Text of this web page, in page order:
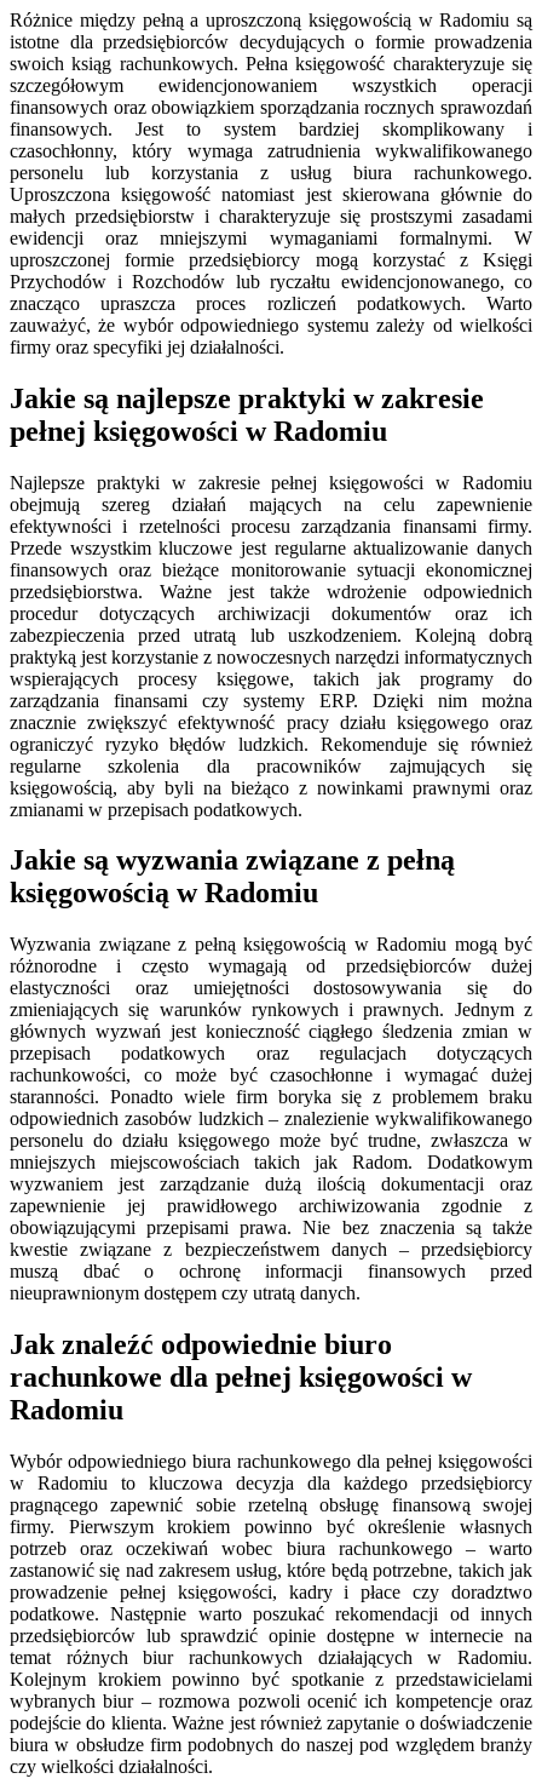
Różnice między pełną a uproszczoną księgowością w Radomiu są
istotne dla przedsiębiorców decydujących o formie prowadzenia
swoich ksiąg rachunkowych. Pełna księgowość charakteryzuje się
szczegółowym ewidencjonowaniem wszystkich operacji
finansowych oraz obowiązkiem sporządzania rocznych sprawozdań
finansowych. Jest to system bardziej skomplikowany i
czasochłonny, który wymaga zatrudnienia wykwalifikowanego
personelu lub korzystania z usług biura rachunkowego.
Uproszczona księgowość natomiast jest skierowana głównie do
małych przedsiębiorstw i charakteryzuje się prostszymi zasadami
ewidencji oraz mniejszymi wymaganiami formalnymi. W
uproszczonej formie przedsiębiorcy mogą korzystać z Księgi
Przychodów i Rozchodów lub ryczałtu ewidencjonowanego, co
znacząco upraszcza proces rozliczeń podatkowych. Warto
zauważyć, że wybór odpowiedniego systemu zależy od wielkości
firmy oraz specyfiki jej działalności.
Jakie są najlepsze praktyki w zakresie
pełnej księgowości w Radomiu
Najlepsze praktyki w zakresie pełnej księgowości w Radomiu
obejmują szereg działań mających na celu zapewnienie
efektywności i rzetelności procesu zarządzania finansami firmy.
Przede wszystkim kluczowe jest regularne aktualizowanie danych
finansowych oraz bieżące monitorowanie sytuacji ekonomicznej
przedsiębiorstwa. Ważne jest także wdrożenie odpowiednich
procedur dotyczących archiwizacji dokumentów oraz ich
zabezpieczenia przed utratą lub uszkodzeniem. Kolejną dobrą
praktyką jest korzystanie z nowoczesnych narzędzi informatycznych
wspierających procesy księgowe, takich jak programy do
zarządzania finansami czy systemy ERP. Dzięki nim można
znacznie zwiększyć efektywność pracy działu księgowego oraz
ograniczyć ryzyko błędów ludzkich. Rekomenduje się również
regularne szkolenia dla pracowników zajmujących się
księgowością, aby byli na bieżąco z nowinkami prawnymi oraz
zmianami w przepisach podatkowych.
Jakie są wyzwania związane z pełną
księgowością w Radomiu
Wyzwania związane z pełną księgowością w Radomiu mogą być
różnorodne i często wymagają od przedsiębiorców dużej
elastyczności oraz umiejętności dostosowywania się do
zmieniających się warunków rynkowych i prawnych. Jednym z
głównych wyzwań jest konieczność ciągłego śledzenia zmian w
przepisach podatkowych oraz regulacjach dotyczących
rachunkowości, co może być czasochłonne i wymagać dużej
staranności. Ponadto wiele firm boryka się z problemem braku
odpowiednich zasobów ludzkich – znalezienie wykwalifikowanego
personelu do działu księgowego może być trudne, zwłaszcza w
mniejszych miejscowościach takich jak Radom. Dodatkowym
wyzwaniem jest zarządzanie dużą ilością dokumentacji oraz
zapewnienie jej prawidłowego archiwizowania zgodnie z
obowiązującymi przepisami prawa. Nie bez znaczenia są także
kwestie związane z bezpieczeństwem danych – przedsiębiorcy
muszą dbać o ochronę informacji finansowych przed
nieuprawnionym dostępem czy utratą danych.
Jak znaleźć odpowiednie biuro
rachunkowe dla pełnej księgowości w
Radomiu
Wybór odpowiedniego biura rachunkowego dla pełnej księgowości
w Radomiu to kluczowa decyzja dla każdego przedsiębiorcy
pragnącego zapewnić sobie rzetelną obsługę finansową swojej
firmy. Pierwszym krokiem powinno być określenie własnych
potrzeb oraz oczekiwań wobec biura rachunkowego – warto
zastanowić się nad zakresem usług, które będą potrzebne, takich jak
prowadzenie pełnej księgowości, kadry i płace czy doradztwo
podatkowe. Następnie warto poszukać rekomendacji od innych
przedsiębiorców lub sprawdzić opinie dostępne w internecie na
temat różnych biur rachunkowych działających w Radomiu.
Kolejnym krokiem powinno być spotkanie z przedstawicielami
wybranych biur – rozmowa pozwoli ocenić ich kompetencje oraz
podejście do klienta. Ważne jest również zapytanie o doświadczenie
biura w obsłudze firm podobnych do naszej pod względem branży
czy wielkości działalności.